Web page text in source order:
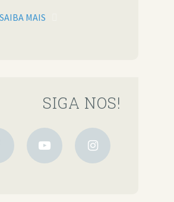
SAIBA MAIS
SIGA NOS!